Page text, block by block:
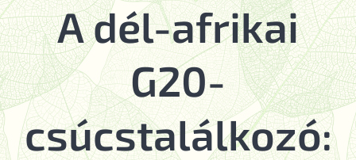
A dél-afrikai
G20-
csúcstalálkozó: